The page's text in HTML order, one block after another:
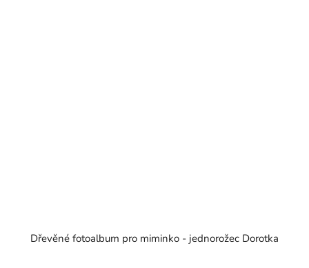
Dřevěné fotoalbum pro miminko - jednorožec Dorotka